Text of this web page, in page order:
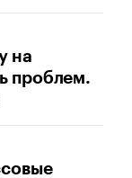
на
проблем.